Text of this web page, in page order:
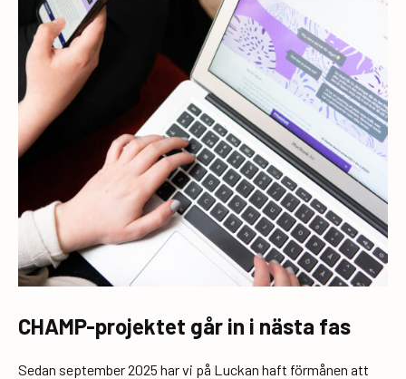
CHAMP-projektet går in i nästa fas
Sedan september 2025 har vi på Luckan haft förmånen att